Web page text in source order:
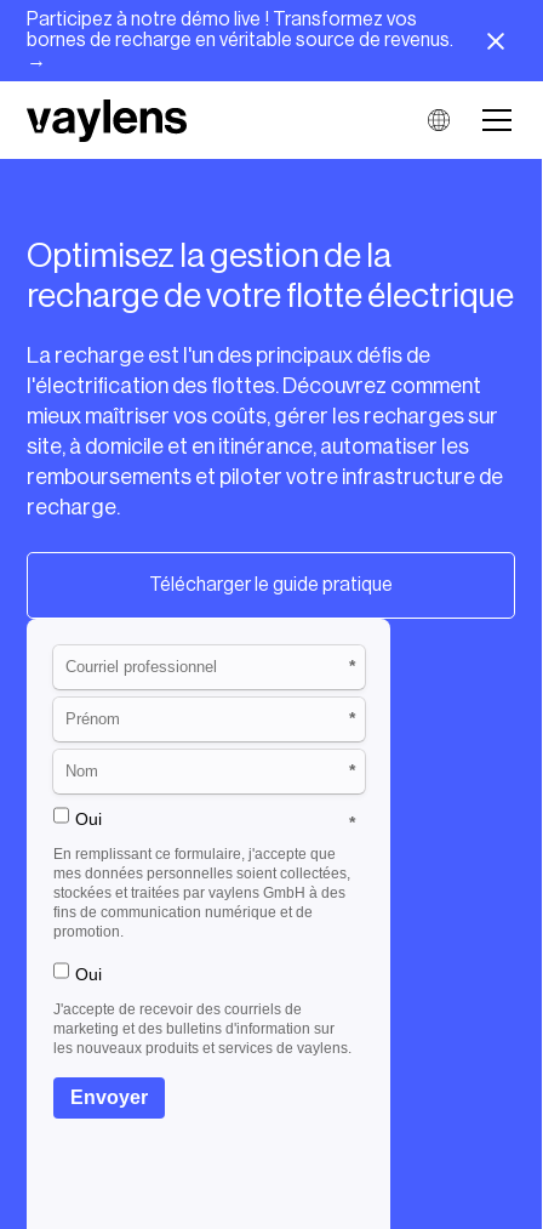
Participez à notre démo live ! Transformez vos
bornes de recharge en véritable source de revenus.
→
Optimisez la gestion de la
recharge de votre flotte électrique
La recharge est l'un des principaux défis de
l'électrification des flottes. Découvrez comment
mieux maîtriser vos coûts, gérer les recharges sur
site, à domicile et en itinérance, automatiser les
remboursements et piloter votre infrastructure de
recharge.
Télécharger le guide pratique